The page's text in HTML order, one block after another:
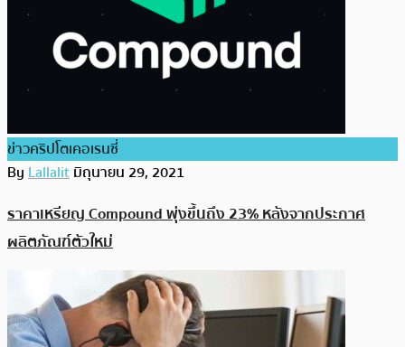
ข่าวคริปโตเคอเรนซี่
ByLallalitมิถุนายน 29, 2021
ราคาเหรียญ Compound พุ่งขึ้นถึง 23% หลังจากประกาศ
ผลิตภัณฑ์ตัวใหม่